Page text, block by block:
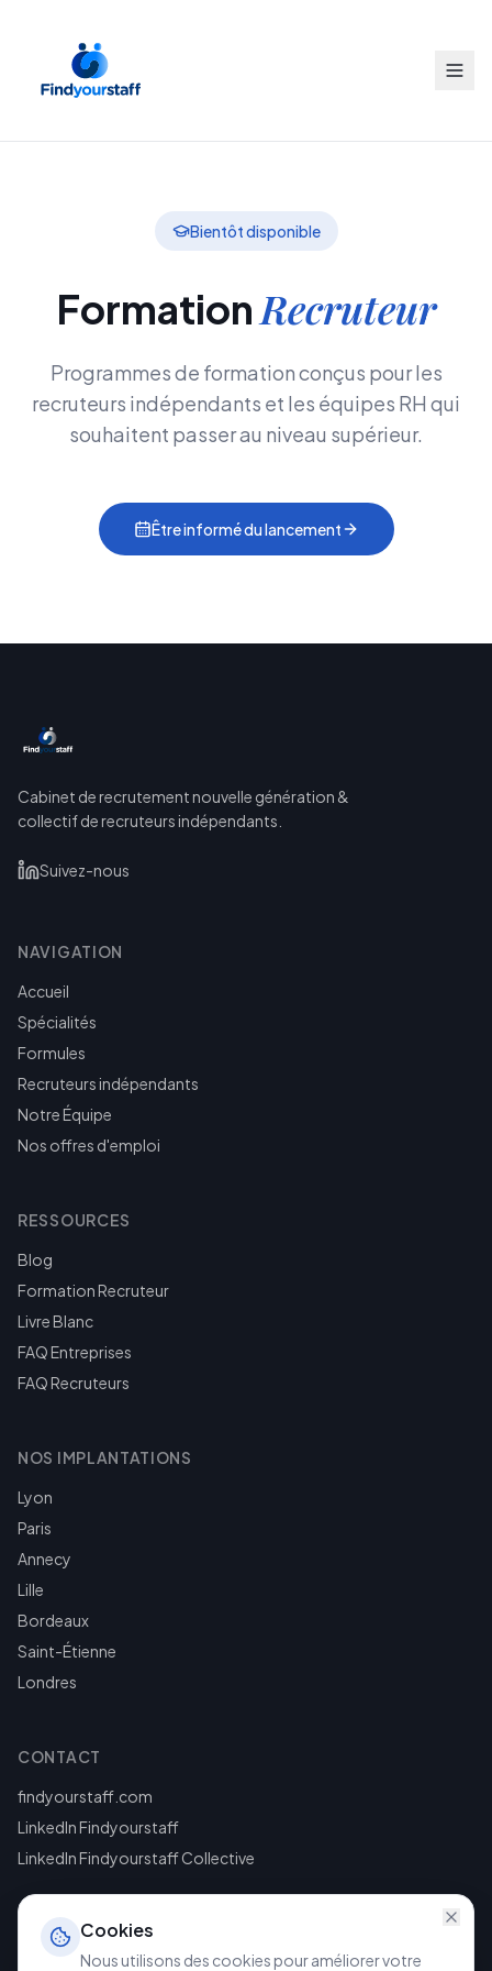
Bientôt disponible
Formation Recruteur
Programmes de formation conçus pour les
recruteurs indépendants et les équipes RH qui
souhaitent passer au niveau supérieur.
Être informé du lancement
Cabinet de recrutement nouvelle génération &
collectif de recruteurs indépendants.
Suivez-nous
NAVIGATION
Accueil
Spécialités
Formules
Recruteurs indépendants
Notre Équipe
Nos offres d'emploi
RESSOURCES
Blog
Formation Recruteur
Livre Blanc
FAQ Entreprises
FAQ Recruteurs
NOS IMPLANTATIONS
Lyon
Paris
Annecy
Lille
Bordeaux
Saint-Étienne
Londres
CONTACT
findyourstaff.com
LinkedIn Findyourstaff
LinkedIn Findyourstaff Collective
Cookies
Nous utilisons des cookies pour améliorer votre